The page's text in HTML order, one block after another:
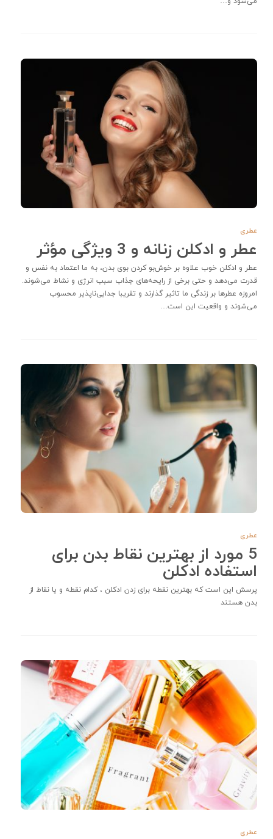
عطری
عطر و ادکلن زنانه و 3 ویژگی مؤثر
عطر و ادکلن خوب علاوه بر خوش‌بو کردن بوی بدن، به ما اعتماد به نفس و
قدرت می‌دهد و حتی برخی از رایحه‌های جذاب سبب انرژی و نشاط می‌شوند.
امروزه عطرها بر زندگی ما تاثیر گذارند و تقریبا جدایی‌ناپذیر محسوب
می‌شوند و واقعیت این است…
عطری
5 مورد از بهترین نقاط بدن برای
استفاده ادکلن
پرسش این است که بهترین نقطه برای زدن ادکلن ، کدام نقطه و یا نقاط از
بدن هستند
عطری